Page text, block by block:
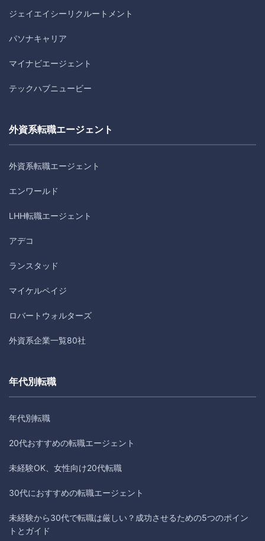
ジェイエイシーリクルートメント
パソナキャリア
マイナビエージェント
テックハブニュービー
外資系転職エージェント
外資系転職エージェント
エンワールド
LHH転職エージェント
アデコ
ランスタッド
マイケルペイジ
ロバートウォルターズ
外資系企業一覧80社
年代別転職
年代別転職
20代おすすめの転職エージェント
未経験OK、女性向け20代転職
30代におすすめの転職エージェント
未経験から30代で転職は厳しい？成功させるための5つのポイン
トとガイド